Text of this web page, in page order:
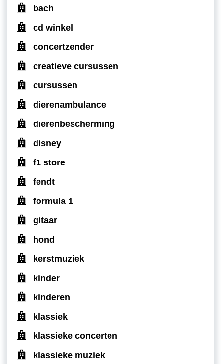
bach
cd winkel
concertzender
creatieve cursussen
cursussen
dierenambulance
dierenbescherming
disney
f1 store
fendt
formula 1
gitaar
hond
kerstmuziek
kinder
kinderen
klassiek
klassieke concerten
klassieke muziek